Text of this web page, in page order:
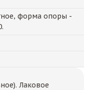
форма опоры -
Лаковое